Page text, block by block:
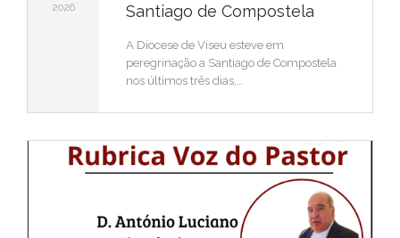
2026
Santiago de Compostela
A Diocese de Viseu esteve em
peregrinação a Santiago de Compostela
nos últimos três dias,…